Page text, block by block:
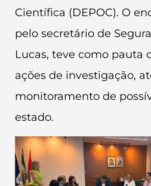
Científica (DEPOC). O
pelo secretário de
Lucas, teve como pauta
ações de investigação,
monitoramento de
estado.